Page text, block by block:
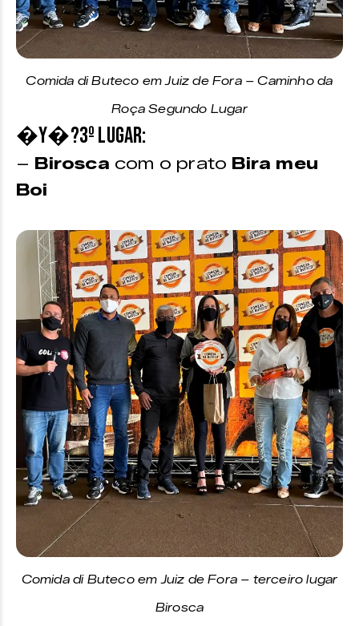
Comida di Buteco em Juiz de Fora – Caminho da
Roça Segundo Lugar
�Y�?3º Lugar:
– Birosca com o prato Bira meu
Boi
Comida di Buteco em Juiz de Fora – terceiro lugar
Birosca